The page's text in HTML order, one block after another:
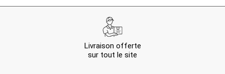
Livraison offerte
sur tout le site